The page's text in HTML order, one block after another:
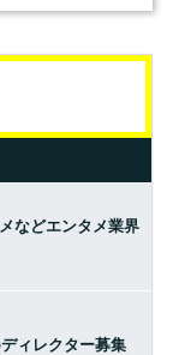
などエンタメ業界
ィレクター募集